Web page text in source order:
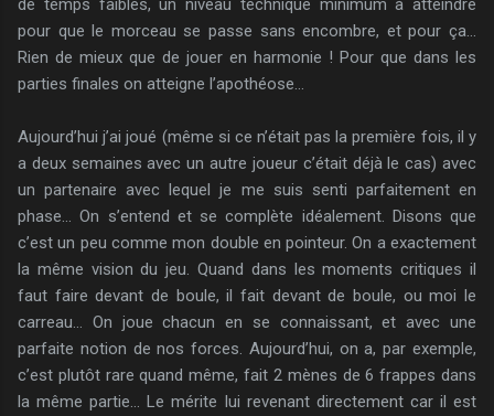
pour que le morceau se passe sans encombre, et pour ça…
Rien de mieux que de jouer en harmonie ! Pour que dans les
parties finales on atteigne l’apothéose…
Aujourd’hui j’ai joué (même si ce n’était pas la première fois, il y
a deux semaines avec un autre joueur c’était déjà le cas) avec
un partenaire avec lequel je me suis senti parfaitement en
phase… On s’entend et se complète idéalement. Disons que
c’est un peu comme mon double en pointeur. On a exactement
la même vision du jeu. Quand dans les moments critiques il
faut faire devant de boule, il fait devant de boule, ou moi le
carreau… On joue chacun en se connaissant, et avec une
parfaite notion de nos forces. Aujourd’hui, on a, par exemple,
c’est plutôt rare quand même, fait 2 mènes de 6 frappes dans
la même partie… Le mérite lui revenant directement car il est